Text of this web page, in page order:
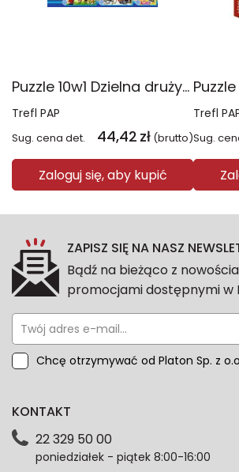
Puzzle 10w1 Dzielna drużyna Psiego Patrolu 96012
Trefl PAP
Sug. cena det. 44,42 zł (brutto)
Zaloguj się, aby kupić
Trefl
Sug.
ZAPISZ SIĘ NA NASZ
Bądź na bieżąco z
promocjami dostępnymi w
Chcę otrzymywać od Platon Sp. z
przeze mnie adres e-mail
dotyczące danych osobowych
każdym czasie. Wycofanie zgody nie
zgodność z prawem przetwarzania
KONTAKT
22 329 50 00
poniedziałek - piątek 8:00-16:00